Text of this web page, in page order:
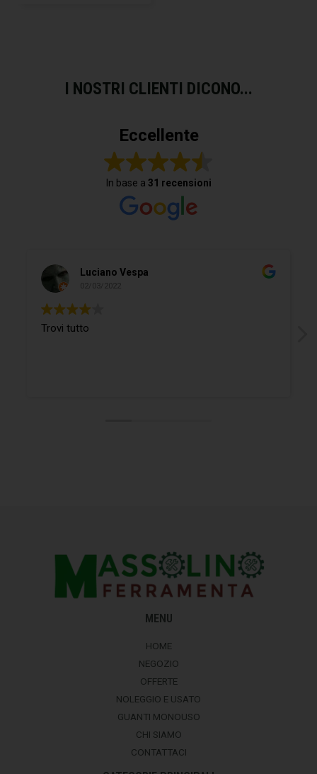
I NOSTRI CLIENTI DICONO...
Eccellente
In base a 31 recensioni
Luciano Vespa
02/03/2022
Trovi tutto
MENU
HOME
NEGOZIO
OFFERTE
NOLEGGIO E USATO
GUANTI MONOUSO
CHI SIAMO
CONTATTACI